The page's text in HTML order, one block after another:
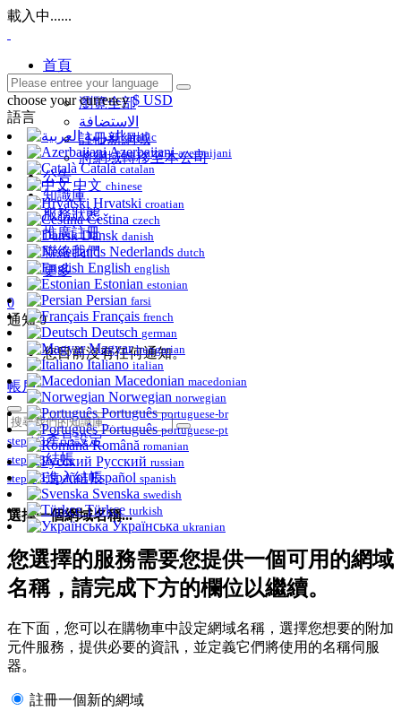
載入中......
首頁
商店
瀏覽全部
الاستضافة
註冊新網域
將網域轉移至本公司
公告
知識庫
服務狀態
推廣註冊
聯絡我們
更多
0
通知0
您目前沒有任何通知。
帳戶
step 1/3產品設定
step 2/3結帳
step 3/3進入結帳
選擇一個網域名稱...
您選擇的服務需要您提供一個可用的網域
名稱，請完成下方的欄位以繼續。
在下面，您可以在購物車中設定網域名稱，選擇您想要的附加
元件服務，提供必要的資訊，並定義它們將使用的名稱伺服
器。
註冊一個新的網域
choose your currency $ USD
語言
العربيةarabic
Azerbaijaniazerbaijani
Catalàcatalan
中文 chinese
Hrvatski croatian
Čeština czech
Dansk danish
Nederlands dutch
English english
Estonian estonian
Persian farsi
Français french
Deutsch german
Magyarhungarian
Italianoitalian
Macedonian macedonian
Norwegian norwegian
Portuguêsportuguese-br
Portuguêsportuguese-pt
Română romanian
Русский russian
Español spanish
Svenska swedish
Türkçe turkish
Українська ukranian